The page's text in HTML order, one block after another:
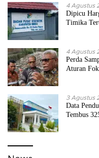
4 Agustus
Dipicu
Timika
4 Agustus
Perda
Aturan
3 Agustus
Data
Tembus